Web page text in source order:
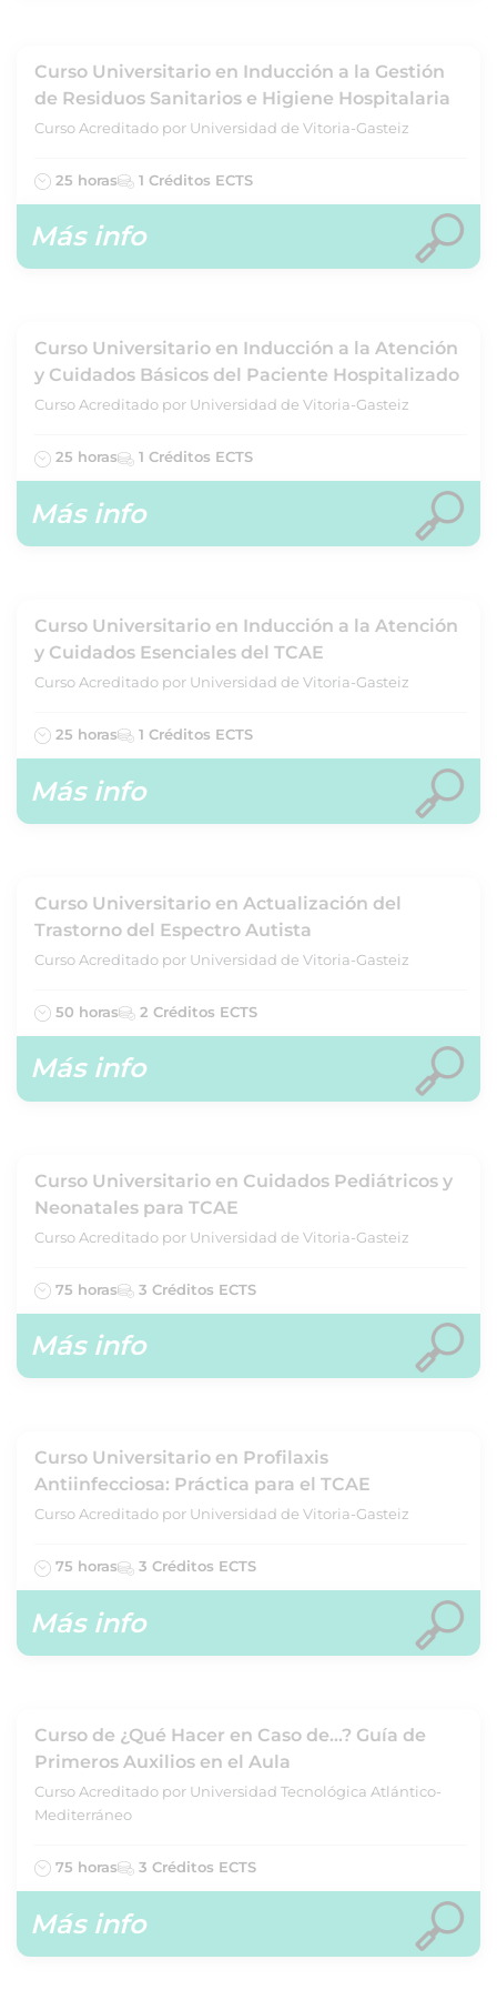
Curso Universitario en Inducción a la Gestión
de Residuos Sanitarios e Higiene Hospitalaria
Curso Acreditado por Universidad de Vitoria-Gasteiz
25 horas 1 Créditos ECTS
Más info
Curso Universitario en Inducción a la Atención
y Cuidados Básicos del Paciente Hospitalizado
Curso Acreditado por Universidad de Vitoria-Gasteiz
25 horas 1 Créditos ECTS
Más info
Curso Universitario en Inducción a la Atención
y Cuidados Esenciales del TCAE
Curso Acreditado por Universidad de Vitoria-Gasteiz
25 horas 1 Créditos ECTS
Más info
Curso Universitario en Actualización del
Trastorno del Espectro Autista
Curso Acreditado por Universidad de Vitoria-Gasteiz
50 horas 2 Créditos ECTS
Más info
Curso Universitario en Cuidados Pediátricos y
Neonatales para TCAE
Curso Acreditado por Universidad de Vitoria-Gasteiz
75 horas 3 Créditos ECTS
Más info
Curso Universitario en Profilaxis
Antiinfecciosa: Práctica para el TCAE
Curso Acreditado por Universidad de Vitoria-Gasteiz
75 horas 3 Créditos ECTS
Más info
Curso de ¿Qué Hacer en Caso de...? Guía de
Primeros Auxilios en el Aula
Curso Acreditado por Universidad Tecnológica Atlántico-
Mediterráneo
75 horas 3 Créditos ECTS
Más info